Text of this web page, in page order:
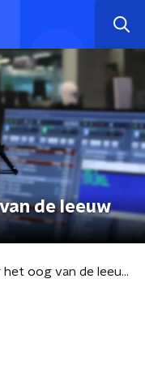
de leeuw
#113 - Door het oog van de leeuw